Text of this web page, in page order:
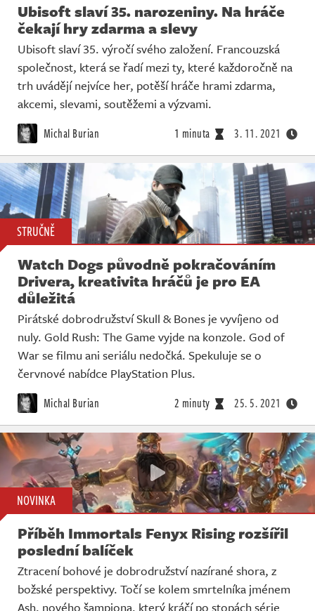
Ubisoft slaví 35. narozeniny. Na hráče
čekají hry zdarma a slevy
Ubisoft slaví 35. výročí svého založení. Francouzská
společnost, která se řadí mezi ty, které každoročně na
trh uvádějí nejvíce her, potěší hráče hrami zdarma,
akcemi, slevami, soutěžemi a výzvami.
Michal Burian 1 minuta 3. 11. 2021
STRUČNĚ
Watch Dogs původně pokračováním
Drivera, kreativita hráčů je pro EA
důležitá
Pirátské dobrodružství Skull & Bones je vyvíjeno od
nuly. Gold Rush: The Game vyjde na konzole. God of
War se filmu ani seriálu nedočká. Spekuluje se o
červnové nabídce PlayStation Plus.
Michal Burian 2 minuty 25. 5. 2021
NOVINKA
Příběh Immortals Fenyx Rising rozšířil
poslední balíček
Ztracení bohové je dobrodružství nazírané shora, z
božské perspektivy. Točí se kolem smrtelníka jménem
Ash, nového šampiona, který kráčí po stopách série